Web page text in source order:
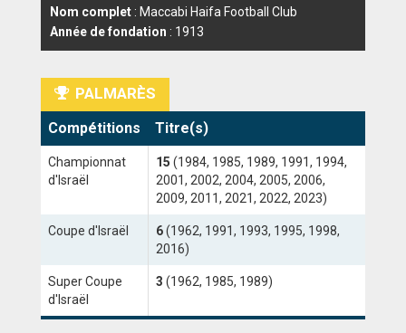
LIGUE 1
NATIONAL
COUPE DE FRANCE
COUPE DE LA LIGUE
ESPAGNE
ITALIE
Nom complet : Maccabi Haifa Football Club
Année de fondation : 1913
PALMARÈS
Compétitions Titre(s)
Championnat
d'Israël
15 (1984, 1985, 1989, 1991, 1994,
2001, 2002, 2004, 2005, 2006,
2009, 2011, 2021, 2022, 2023)
Coupe d'Israël 6(1962, 1991, 1993, 1995, 1998,
2016)
Super Coupe
d'Israël
3 (1962, 1985, 1989)